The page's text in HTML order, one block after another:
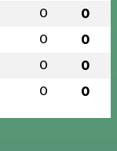
0 0
0 0
0 0
0 0